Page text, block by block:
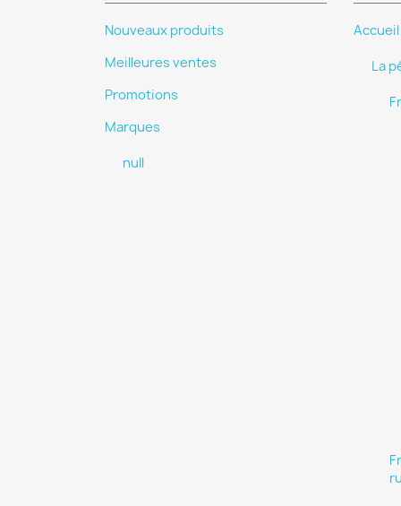
Nouveaux produits
Meilleures ventes
Promotions
Marques
null
Accueil
La